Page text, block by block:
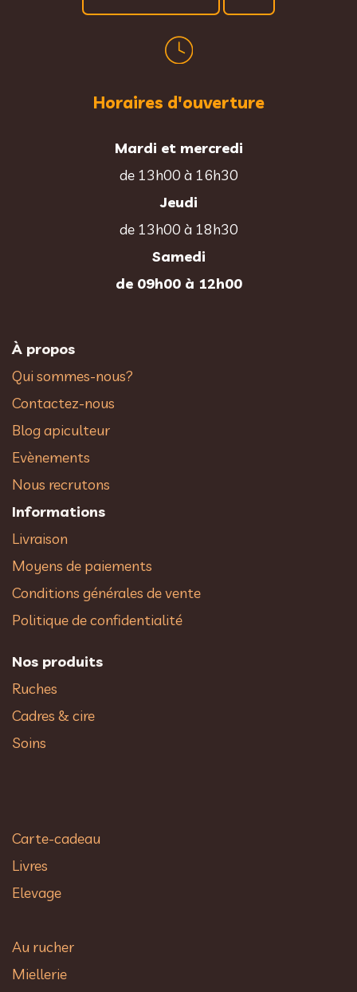
Horaires d'ouverture
Mardi et mercredi
de 13h00 à 16h30
Jeudi
de 13h00 à 18h30
Samedi
de 09h00 à 12h00
À propos
Qui sommes-nous?
Contactez-nous
Blog apiculteur
Evènements
Nous recrutons
Informations
Livraison
Moyens de paiements
Conditions générales de vente
Politique de confidentialité
Nos produits
Ruches
Cadres & cire
Soins
Carte-cadeau
Livres
Elevage
Au rucher​
Miellerie